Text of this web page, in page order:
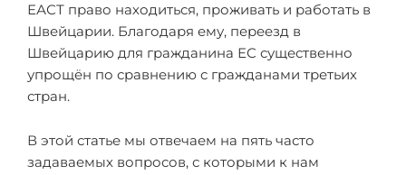
ЕАСТ право находиться, проживать и работать в
Швейцарии. Благодаря ему, переезд в
Швейцарию для гражданина ЕС существенно
упрощён по сравнению с гражданами третьих
стран.
В этой статье мы отвечаем на пять часто
задаваемых вопросов, с которыми к нам